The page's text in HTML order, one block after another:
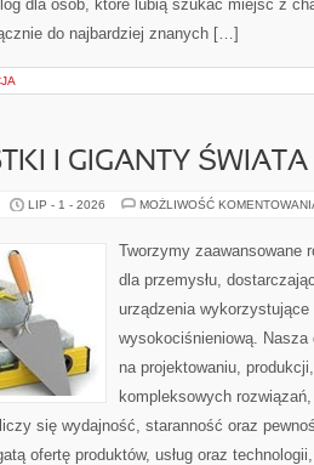
dla osób, które lubią szukać miejsc z
do najbardziej znanych […]
I GIGANTY ŚWIATA
LIP - 1 - 2026 MOŻLIWOŚĆ
Tworzymy zaawansowane
dla przemysłu,
urządzenia wykorzystujące
wysokociśnieniową. Nasza
na projektowaniu,
kompleksowych
się wydajność, staranność oraz
ofertę produktów, usług oraz